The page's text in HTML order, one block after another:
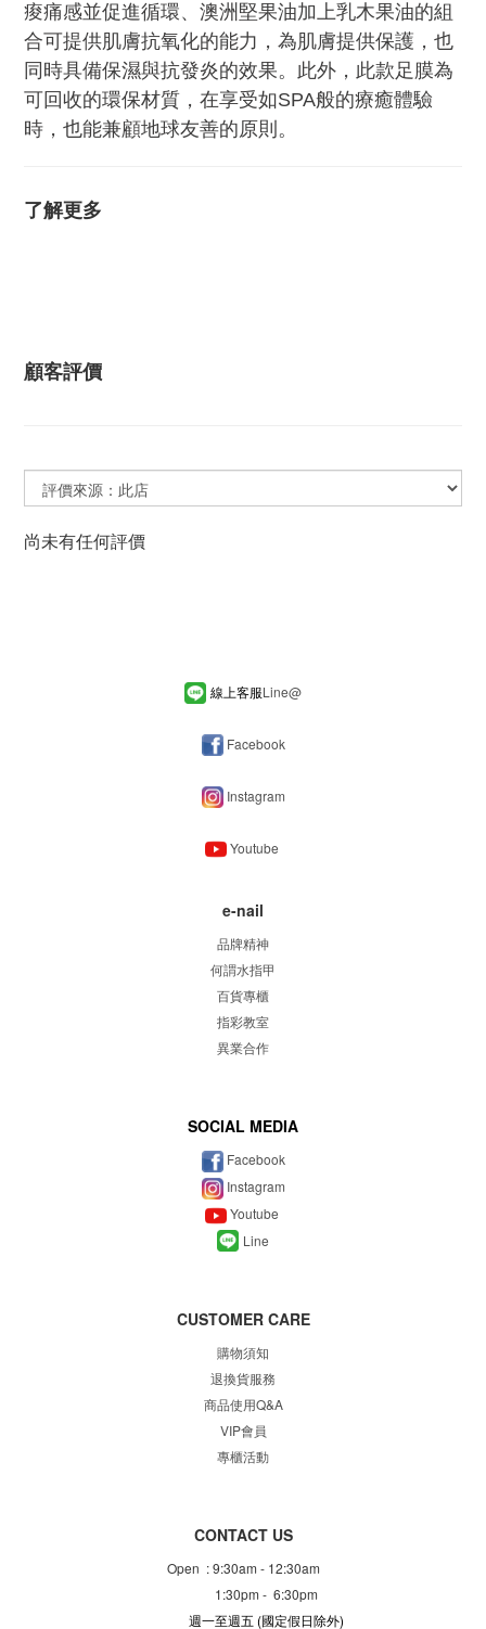
痠痛感並促進循環、澳洲堅果油加上乳木果油的組
合可提供肌膚抗氧化的能力，為肌膚提供保護，也
同時具備保濕與抗發炎的效果。此外，此款足膜為
可回收的環保材質，在享受如SPA般的療癒體驗
時，也能兼顧地球友善的原則。
了解更多
顧客評價
尚未有任何評價
線上客服Line@
Facebook
Instagram
Youtube
e-nail
品牌精神
何謂水指甲
百貨專櫃
指彩教室
異業合作
SOCIAL MEDIA
Facebook
Instagram
Youtube
Line
CUSTOMER CARE
購物須知
退換貨服務
商品使用Q&A
VIP會員
專櫃活動
CONTACT US
Open : 9:30am - 12:30am
1:30pm - 6:30pm
週一至週五 (國定假日除外)